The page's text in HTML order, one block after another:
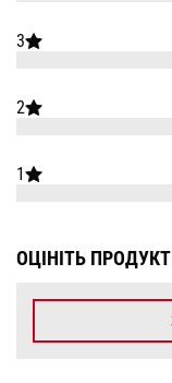
3
2
1
ОЦІНІТЬ ПРОДУКТ